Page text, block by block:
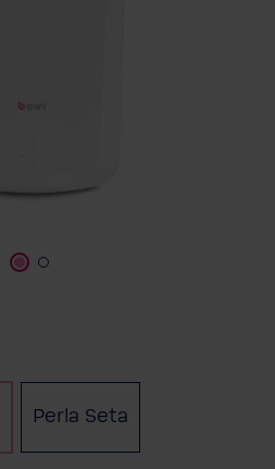
Perla Seta